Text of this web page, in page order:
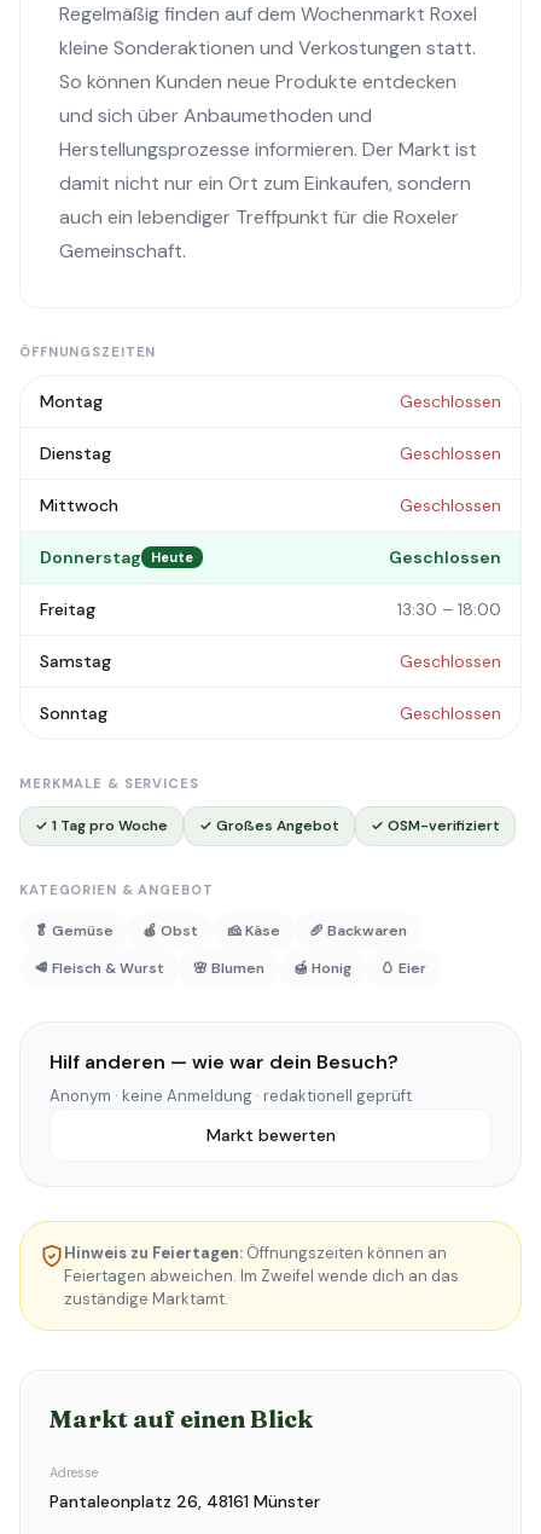
Regelmäßig finden auf dem Wochenmarkt Roxel
kleine Sonderaktionen und Verkostungen statt.
So können Kunden neue Produkte entdecken
und sich über Anbaumethoden und
Herstellungsprozesse informieren. Der Markt ist
damit nicht nur ein Ort zum Einkaufen, sondern
auch ein lebendiger Treffpunkt für die Roxeler
Gemeinschaft.
ÖFFNUNGSZEITEN
Montag Geschlossen
Dienstag Geschlossen
Mittwoch Geschlossen
Donnerstag Heute Geschlossen
Freitag 13:30 – 18:00
Samstag Geschlossen
Sonntag Geschlossen
MERKMALE & SERVICES
✓ 1 Tag pro Woche ✓ Großes Angebot ✓ OSM-verifiziert
KATEGORIEN & ANGEBOT
🥬 Gemüse 🍎 Obst 🧀 Käse
🥖 Backwaren
🥩 Fleisch & Wurst
🌸 Blumen 🍯 Honig 🥚 Eier
Hilf anderen — wie war dein Besuch?
Anonym · keine Anmeldung · redaktionell geprüft
Markt bewerten
Hinweis zu Feiertagen: Öffnungszeiten können an
Feiertagen abweichen. Im Zweifel wende dich an das
zuständige Marktamt.
Markt auf einen Blick
Adresse
Pantaleonplatz 26, 48161 Münster